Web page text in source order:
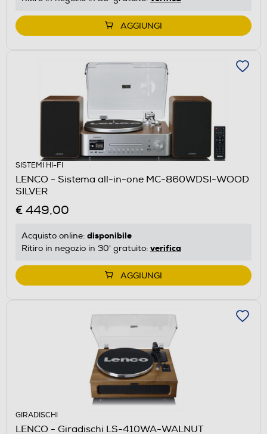
AGGIUNGI
SISTEMI HI-FI
LENCO - Sistema all-in-one MC-860WDSI-WOOD
SILVER
€ 449,00
Acquisto online: disponibile
Ritiro in negozio in 30' gratuito: verifica
AGGIUNGI
GIRADISCHI
LENCO - Giradischi LS-410WA-WALNUT